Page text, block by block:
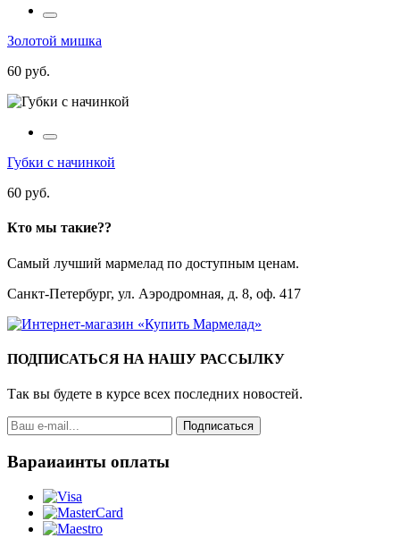
Золотой мишка
60 руб.
Губки с начинкой
60 руб.
Кто мы такие??
Самый лучший мармелад по доступным ценам.
Санкт-Петербург, ул. Аэродромная, д. 8, оф. 417
ПОДПИСАТЬСЯ НА НАШУ РАССЫЛКУ
Так вы будете в курсе всех последних новостей.
Подписаться
Вараиаинты оплаты